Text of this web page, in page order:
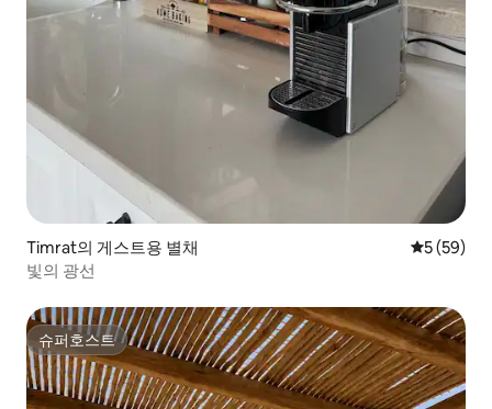
Timrat의 게스트용 별채 평점 5점(5
5 (59)
빛의 광선
슈퍼호스트
슈퍼호스트